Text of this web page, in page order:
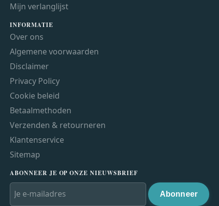
Mijn verlanglijst
INFORMATIE
Over ons
Algemene voorwaarden
Disclaimer
Privacy Policy
Cookie beleid
Betaalmethoden
Verzenden & retourneren
Klantenservice
Sitemap
ABONNEER JE OP ONZE NIEUWSBRIEF
Abonneer